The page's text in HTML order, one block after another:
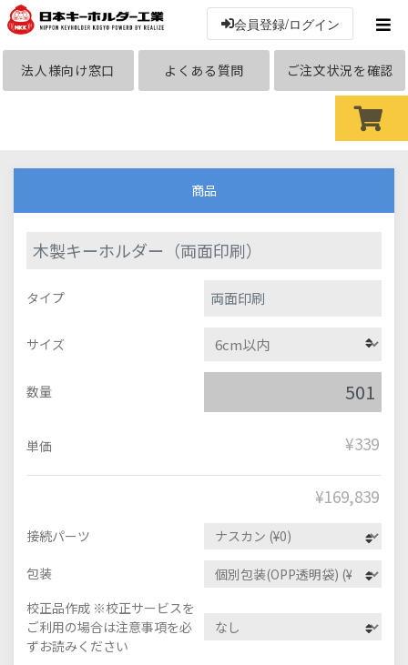
会員登録/ログイン
法人様向け窓口 よくある質問 ご注文状況を確認
商品
木製キーホルダー（両面印刷）
タイプ 両面印刷
サイズ
数量
単価 ¥339
¥169,839
接続パーツ
包装
校正品作成 ※校正サービスを
ご利用の場合は注意事項を必
ずお読みください